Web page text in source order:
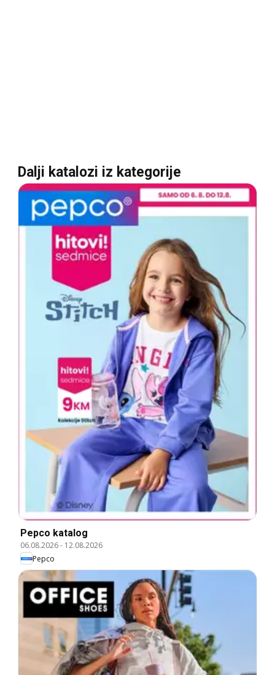
Dalji katalozi iz kategorije
Pepco katalog
06.08.2026- 12.08.2026
Pepco